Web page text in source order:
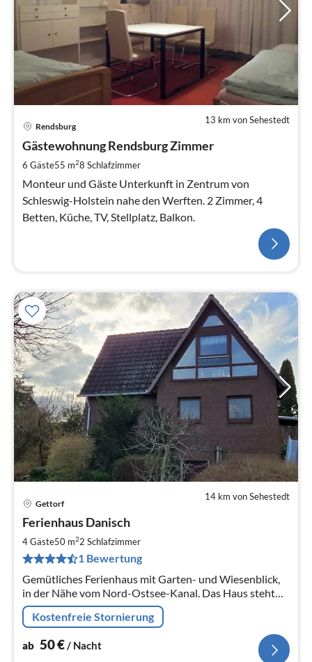
13 km von Sehestedt
Rendsburg
Gästewohnung Rendsburg Zimmer
6 Gäste55 m28 Schlafzimmer
Monteur und Gäste Unterkunft in Zentrum von
Schleswig-Holstein nahe den Werften. 2 Zimmer, 4
Betten, Küche, TV, Stellplatz, Balkon.
14 km von Sehestedt
Gettorf
Ferienhaus Danisch
4 Gäste50 m22 Schlafzimmer
1 Bewertung
Gemütliches Ferienhaus mit Garten- und Wiesenblick,
in der Nähe vom Nord-Ostsee-Kanal. Das Haus steht
separat, hinter unserem Familienhaus, mit freiem Blick
auf Garten und Wiese.
Kostenfreie Stornierung
ab 50€/ Nacht